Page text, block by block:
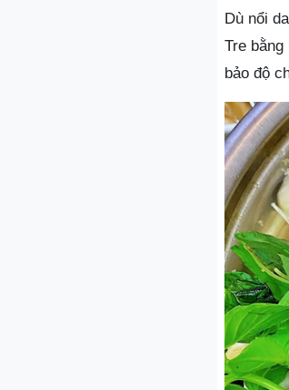
Dù nổi
Tre
bảo độ